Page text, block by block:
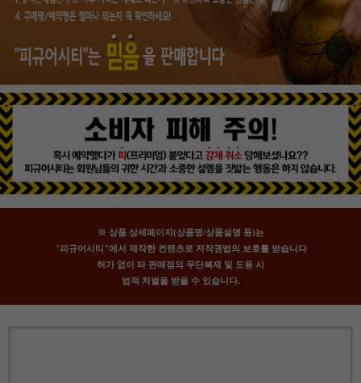
※ 상품 상세페이지(상품명/상품설명 등)는
"피규어시티"에서 제작한 컨텐츠로 저작권법의 보호를 받습니다
허가 없이 타 판매점의 무단복제 및 도용 시
법적 처벌을 받을 수 있습니다.